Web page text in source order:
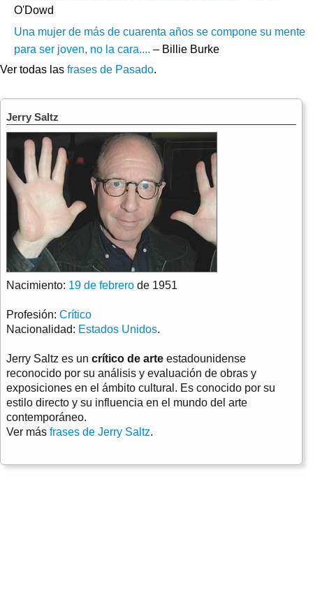
O'Dowd
Una mujer de más de cuarenta años se compone su mente
para ser joven, no la cara.... – Billie Burke
Ver todas las frases de Pasado.
Jerry Saltz
Nacimiento: 19 de febrero de 1951
Profesión: Crítico
Nacionalidad: Estados Unidos.
Jerry Saltz es un crítico de arte estadounidense
reconocido por su análisis y evaluación de obras y
exposiciones en el ámbito cultural. Es conocido por su
estilo directo y su influencia en el mundo del arte
contemporáneo.
Ver más frases de Jerry Saltz.